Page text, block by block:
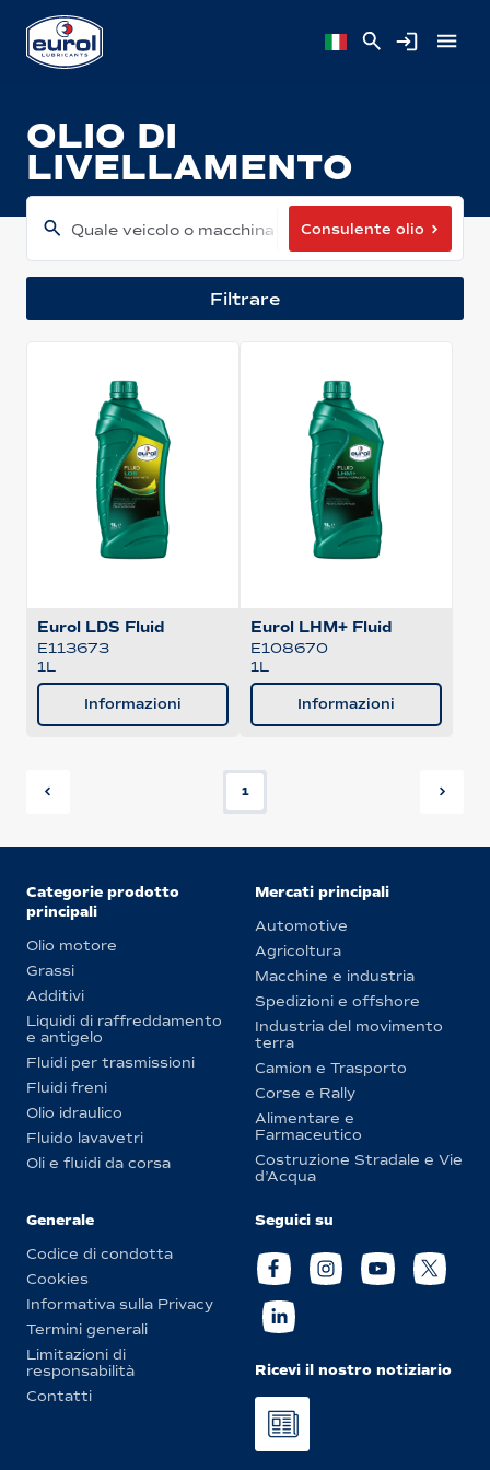
OLIO DI
LIVELLAMENTO
Quale veicolo o macchina hai?Consulente olio
Filtrare
Eurol LDS Fluid
E113673
1L
Informazioni
Eurol LHM+ Fluid
E108670
1L
Informazioni
1
Categorie prodotto
principali
Olio motore
Grassi
Additivi
Liquidi di raffreddamento
e antigelo
Fluidi per trasmissioni
Fluidi freni
Olio idraulico
Fluido lavavetri
Oli e fluidi da corsa
Mercati principali
Automotive
Agricoltura
Macchine e industria
Spedizioni e offshore
Industria del movimento
terra
Camion e Trasporto
Corse e Rally
Alimentare e
Farmaceutico
Costruzione Stradale e Vie
d’Acqua
Generale
Codice di condotta
Cookies
Informativa sulla Privacy
Termini generali
Limitazioni di
responsabilità
Contatti
Seguici su
Ricevi il nostro notiziario